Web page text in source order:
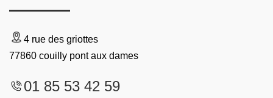
4 rue des griottes
77860 couilly pont aux dames
01 85 53 42 59